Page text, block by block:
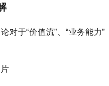
对于“价值流”、“业务能力”